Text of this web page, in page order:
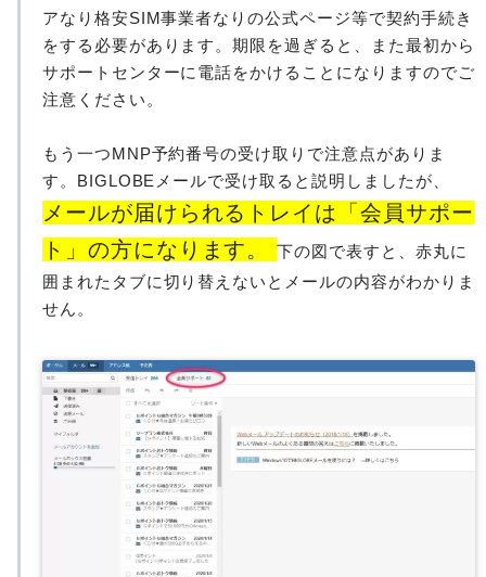
アなり格安SIM事業者なりの公式ページ等で契約手続き
をする必要があります。期限を過ぎると、また最初から
サポートセンターに電話をかけることになりますのでご
注意ください。
もう一つMNP予約番号の受け取りで注意点がありま
す。BIGLOBEメールで受け取ると説明しましたが、
メールが届けられるトレイは「会員サポー
ト」の方になります。下の図で表すと、赤丸に
囲まれたタブに切り替えないとメールの内容がわかりま
せん。